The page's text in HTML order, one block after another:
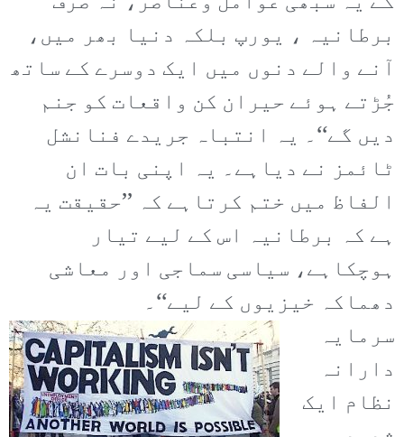
برطانیہ ، یورپ بلکہ دنیا بھر میں،
آنے والے دنوں میں ایک دوسرے کے ساتھ
جُڑتے ہوئے حیران کن واقعات کو جنم
دیں گے‘‘۔ یہ انتباہ جریدے فنانشل
ٹائمز نے دیاہے۔ یہ اپنی بات ان
الفاظ میں ختم کرتاہے کہ ’’حقیقت یہ
ہے کہ برطانیہ اس کے لیے تیار
ہوچکاہے، سیاسی سماجی اور معاشی
دھماکہ خیزیوں کے لیے‘‘۔
سرمایہ
دارانہ
نظام ایک